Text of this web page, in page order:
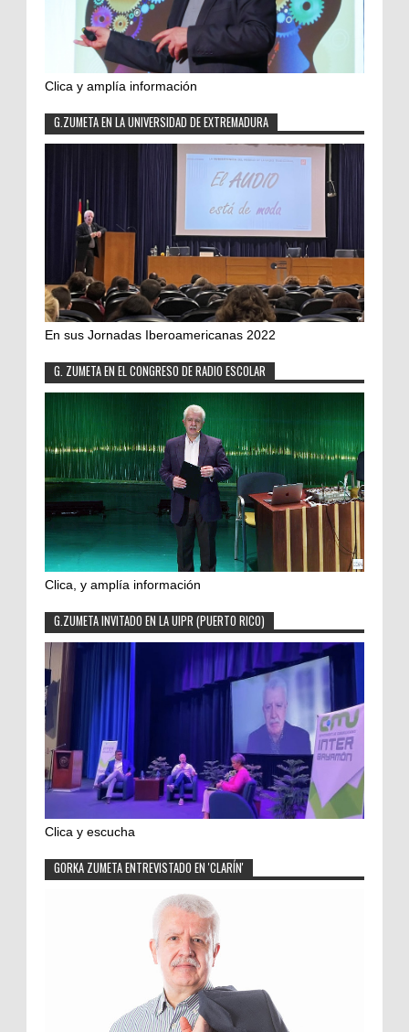
Clica y amplía información
G.ZUMETA EN LA UNIVERSIDAD DE EXTREMADURA
En sus Jornadas Iberoamericanas 2022
G. ZUMETA EN EL CONGRESO DE RADIO ESCOLAR
Clica, y amplía información
G.ZUMETA INVITADO EN LA UIPR (PUERTO RICO)
Clica y escucha
GORKA ZUMETA ENTREVISTADO EN 'CLARÍN'